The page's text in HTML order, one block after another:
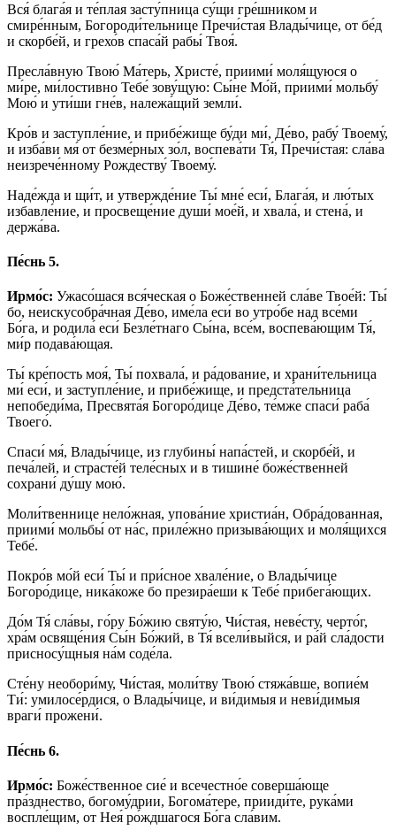
Вся́ блага́я и те́плая засту́пница су́щи гре́шником и
смире́нным, Богороди́тельнице Пречи́стая Влады́чице, от бе́д
и скорбе́й, и грехо́в спаса́й рабы́ Твоя́.
Пресла́вную Твою́ Ма́терь, Христе́, приими́ моля́щуюся о
ми́ре, ми́лостивно Тебе́ зову́щую: Сы́не Мо́й, приими́ мольбу́
Мою́ и ути́ши гне́в, належа́щий земли́.
Кро́в и заступле́ние, и прибе́жище бу́ди ми́, Де́во, рабу́ Твоему́,
и изба́ви мя́ от безме́рных зо́л, воспева́ти Тя́, Пречи́стая: сла́ва
неизрече́нному Рождеству́ Твоему́.
Наде́жда и щи́т, и утвержде́ние Ты́ мне́ еси́, Блага́я, и лю́тых
избавле́ние, и просвеще́ние души́ мое́й, и хвала́, и стена́, и
держа́ва.
Пе́снь 5.
Ирмо́с: Ужасо́шася вся́ческая о Боже́ственней сла́ве Твое́й: Ты́
бо, неискусобра́чная Де́во, име́ла еси́ во утро́бе над все́ми
Бо́га, и родила́ еси́ Безле́тнаго Сы́на, все́м, воспева́ющим Тя́,
ми́р подава́ющая.
Ты́ кре́пость моя́, Ты́ похвала́, и ра́дование, и храни́тельница
ми́ еси́, и заступле́ние, и прибе́жище, и предста́тельница
непобеди́ма, Пресвята́я Богоро́дице Де́во, те́мже спаси́ раба́
Твоего́.
Спаси́ мя́, Влады́чице, из глубины́ напа́стей, и скорбе́й, и
печа́лей, и страсте́й теле́сных и в тишине́ боже́ственней
сохрани́ ду́шу мою́.
Моли́твеннице нело́жная, упова́ние христиа́н, Обра́дованная,
приими́ мольбы́ от на́с, приле́жно призыва́ющих и моля́щихся
Тебе́.
Покро́в мо́й еси́ Ты́ и при́сное хвале́ние, о Влады́чице
Богоро́дице, ника́коже бо презира́еши к Тебе́ прибега́ющих.
До́м Тя́ сла́вы, го́ру Бо́жию святу́ю, Чи́стая, неве́сту, черто́г,
хра́м освяще́ния Сы́н Бо́жий, в Тя́ всели́выйся, и ра́й сла́дости
присносу́щныя на́м соде́ла.
Сте́ну необори́му, Чи́стая, моли́тву Твою́ стяжа́вше, вопие́м
Ти́: умилосе́рдися, о Влады́чице, и ви́димыя и неви́димыя
враги́ прожени́.
Пе́снь 6.
Ирмо́с: Боже́ственное сие́ и всечестно́е соверша́юще
пра́зднество, богому́дрии, Богома́тере, прииди́те, рука́ми
воспле́щим, от Нея́ ро́ждшагося Бо́га сла́вим.